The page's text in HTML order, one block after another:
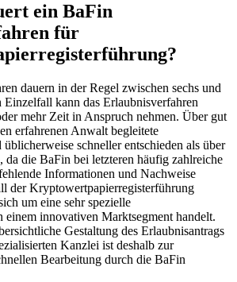
ein BaFin
für
dauern in der Regel zwischen sechs und
kann das Erlaubnisverfahren
mehr Zeit in Anspruch nehmen. Über gut
erfahrenen Anwalt begleitete
schneller entschieden als über
da die BaFin bei letzteren häufig zahlreiche
Informationen und Nachweise
der Kryptowertpapierregisterführung
um eine sehr spezielle
einem innovativen Marktsegment handelt.
Gestaltung des Erlaubnisantrags
Kanzlei ist deshalb zur
Bearbeitung durch die BaFin